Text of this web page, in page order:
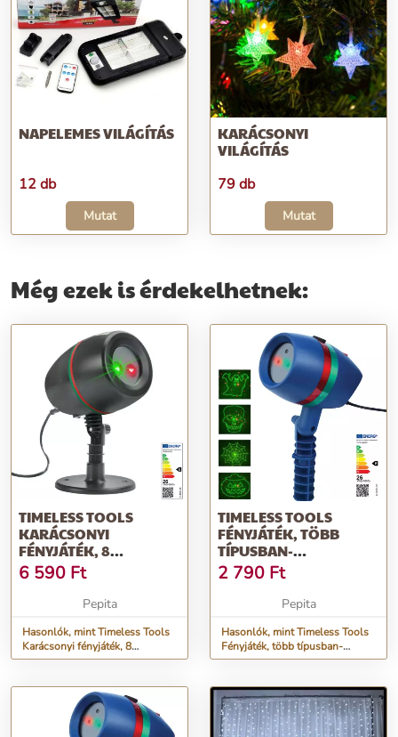
NAPELEMES VILÁGÍTÁS
12 db
Mutat
KARÁCSONYI
VILÁGÍTÁS
79 db
Mutat
Még ezek is érdekelhetnek:
TIMELESS TOOLS
KARÁCSONYI
FÉNYJÁTÉK, 8
BEÁLLÍTÁSSAL
6 590 Ft
Pepita
Hasonlók, mint Timeless Tools
Karácsonyi fényjáték, 8
beállítással
TIMELESS TOOLS
FÉNYJÁTÉK, TÖBB
TÍPUSBAN-
HALLOWEEN
2 790 Ft
Pepita
Hasonlók, mint Timeless Tools
Fényjáték, több típusban-
halloween